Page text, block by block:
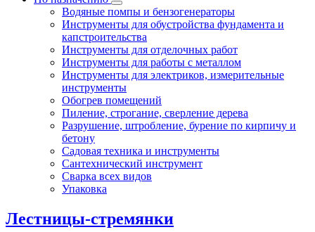
Водяные помпы и бензогенераторы
Инструменты для обустройства фундамента и
капстроительства
Инструменты для отделочных работ
Инструменты для работы с металлом
Инструменты для электриков, измерительные
инструменты
Обогрев помещений
Пиление, строгание, сверление дерева
Разрушение, штробление, бурение по кирпичу и
бетону
Садовая техника и инструменты
Сантехнический инструмент
Сварка всех видов
Упаковка
Лестницы-стремянки